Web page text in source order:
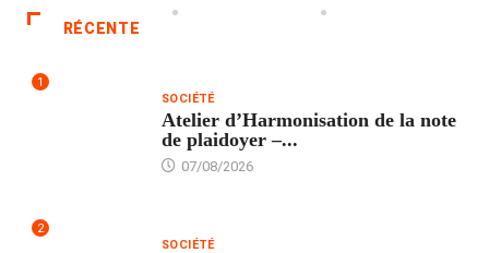
RÉCENTE
1
SOCIÉTÉ
Atelier d’Harmonisation de la note
de plaidoyer –...
07/08/2026
2
SOCIÉTÉ